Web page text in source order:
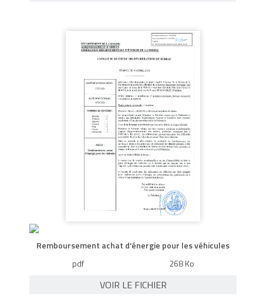
Remboursement achat d'énergie pour les véhicules
pdf
268 Ko
VOIR LE FICHIER